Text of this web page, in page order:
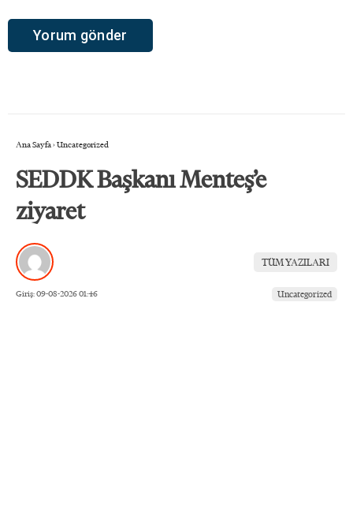
Ana Sayfa› Uncategorized
SEDDK Başkanı Menteş’e
ziyaret
TÜM YAZILARI
Giriş: 09-08-2026 01:46 Uncategorized